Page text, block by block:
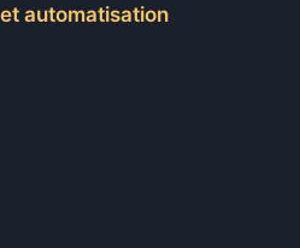
automatisation